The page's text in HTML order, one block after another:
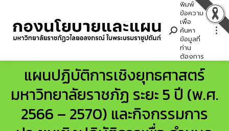
Search:
พิมพ์
ข้อความ
เพื่อ
ค้นหา
ข้อมูลที่
ท่าน
ต้องการ
แผนปฏิบัติการเชิงยุทธศาสตร์
มหาวิทยาลัยราชภัฏ ระยะ 5 ปี (พ.ศ.
2566 – 2570) และกิจกรรมการ